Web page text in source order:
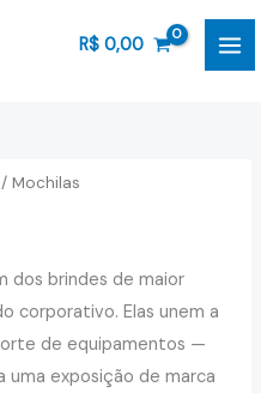
R$0,00
ee
/ Mochilas
dos brindes de maior
corporativo. Elas unem a
de equipamentos —
exposição de marca